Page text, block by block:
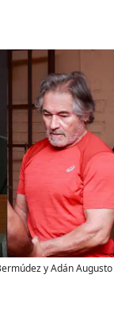
y Adán Augusto